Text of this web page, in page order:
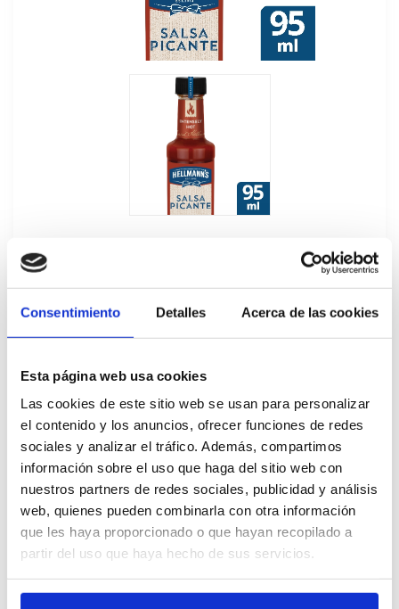
Consentimiento Detalles Acerca de las cookies
Esta página web usa cookies
Las cookies de este sitio web se usan para personalizar
el contenido y los anuncios, ofrecer funciones de redes
sociales y analizar el tráfico. Además, compartimos
información sobre el uso que haga del sitio web con
nuestros partners de redes sociales, publicidad y análisis
web, quienes pueden combinarla con otra información
que les haya proporcionado o que hayan recopilado a
partir del uso que haya hecho de sus servicios.
Unid.
Register
Unavailable, request now